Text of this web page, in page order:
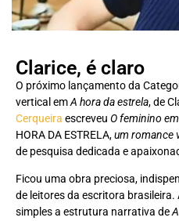
Clarice, é claro
O próximo lançamento da
vertical emA hora da estrela, de
Cerqueira escreveu O feminino em
HORA DA ESTRELA,um romance
de pesquisa dedicada e
Ficou uma obra preciosa,
de leitores da escritora
simples a estrutura narrativa de